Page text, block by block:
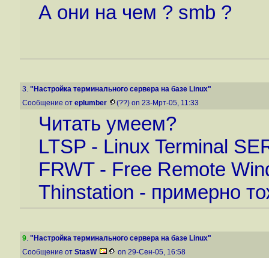
А они на чем ? smb ?
3. "Настройка терминального сервера на базе Linux"
Сообщение от eplumber (??) on 23-Мрт-05, 11:33
Читать умеем?
LTSP - Linux Terminal
FRWT - Free Remote
Thinstation - примерно
9. "Настройка терминального сервера на базе Linux"
Сообщение от StasW on 29-Сен-05, 16:58